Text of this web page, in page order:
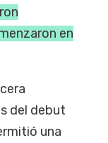
en
del debut
una